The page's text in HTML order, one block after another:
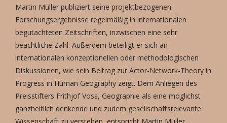
Martin Müller publiziert seine projektbezogenen
Forschungsergebnisse regelmäßig in internationalen
begutachteten Zeitschriften, inzwischen eine sehr
beachtliche Zahl. Außerdem beteiligt er sich an
internationalen konzeptionellen oder methodologischen
Diskussionen, wie sein Beitrag zur Actor-Network-Theory in
Progress in Human Geography zeigt. Dem Anliegen des
Preisstifters Frithjof Voss, Geographie als eine möglichst
ganzheitlich denkende und zudem gesellschaftsrelevante